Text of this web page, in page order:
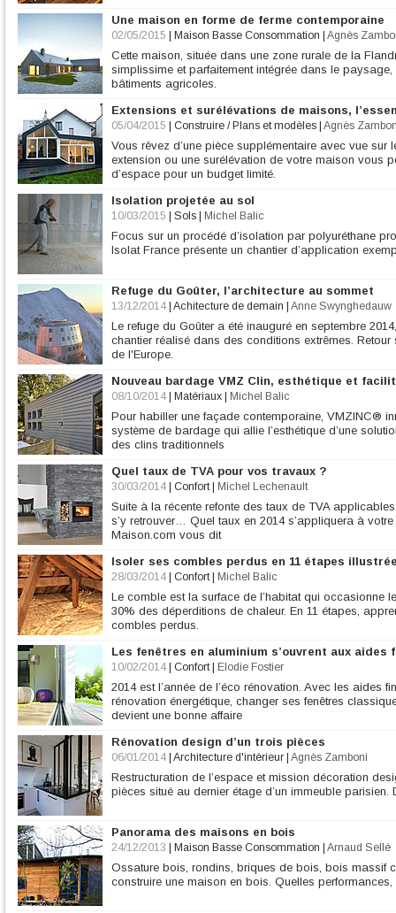
Une maison en forme de ferme contemporaine
02/05/2015 Maison Basse Consommation Agnès
Cette maison, située dans une zone rurale de la
simplissime et parfaitement intégrée dans le
bâtiments agricoles.
Extensions et surélévations de maisons,
05/04/2015 Construire / Plans et modèles Agnès
Vous rêvez d’une pièce supplémentaire avec vue sur
extension ou une surélévation de votre maison vous
d’espace pour un budget limité.
Isolation projetée au sol
10/03/2015 Sols Michel Balic
Focus sur un procédé d’isolation par polyuréthane
Isolat France présente un chantier d’application
Refuge du Goûter, l’architecture au sommet
13/12/2014 Achitecture de demain Anne Swynghedauw
Le refuge du Goûter a été inauguré en septembre
chantier réalisé dans des conditions extrêmes.
de l'Europe.
Nouveau bardage VMZ Clin, esthétique et
08/10/2014 Matériaux Michel Balic
Pour habiller une façade contemporaine, VMZINC®
système de bardage qui allie l’esthétique d’une
des clins traditionnels
Quel taux de TVA pour vos travaux ?
30/03/2014 Confort| Michel Lechenault
Suite à la récente refonte des taux de TVA
s’y retrouver… Quel taux en 2014 s’appliquera à
Maison.com vous dit
Isoler ses combles perdus en 11 étapes
28/03/2014 Confort| Michel Balic
Le comble est la surface de l’habitat qui occasionne
30% des déperditions de chaleur. En 11 étapes,
combles perdus.
Les fenêtres en aluminium s’ouvrent aux aides
10/02/2014 Confort| Elodie Fostier
2014 est l’année de l’éco rénovation. Avec les aides
rénovation énergétique, changer ses fenêtres
devient une bonne affaire
Rénovation design d’un trois pièces
06/01/2014 Architecture d'intérieur Agnès Zamboni
Restructuration de l’espace et mission décoration
pièces situé au dernier étage d’un immeuble parisien.
Panorama des maisons en bois
24/12/2013 Maison Basse Consommation Arnaud Sellé
Ossature bois, rondins, briques de bois, bois massif
construire une maison en bois. Quelles